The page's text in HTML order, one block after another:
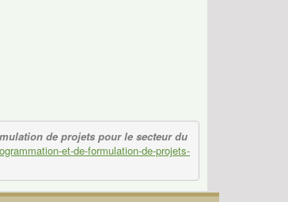
de projets pour le secteur du
et-de-formulation-de-projets-